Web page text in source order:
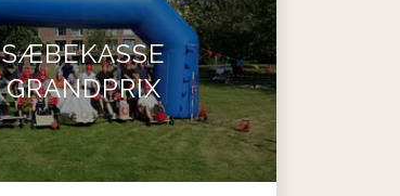
SÆBEKASSE
GRANDPRIX